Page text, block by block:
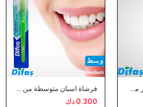
فرشاة اسنان لتبيض اكثر من ديفاس فرشاة اسنان متوسطة من ديفاس
0.300 دك